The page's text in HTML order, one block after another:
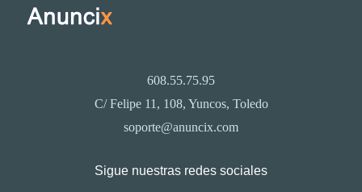
608.55.75.95
C/ Felipe 11, 108, Yuncos, Toledo
soporte@anuncix.com
Sigue nuestras redes sociales